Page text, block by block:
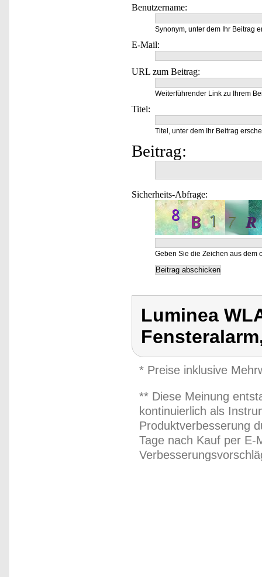
Benutzername:
Synonym, unter dem Ihr Beitrag
E-Mail:
URL zum Beitrag:
Weiterführender Link zu Ihrem
Titel:
Titel, unter dem Ihr Beitrag
Beitrag:
Sicherheits-Abfrage:
Geben Sie die Zeichen aus dem
Luminea
* Preise inklusive
** Diese Meinung
kontinuierlich als
Produktverbesserung
Tage nach Kauf per E-